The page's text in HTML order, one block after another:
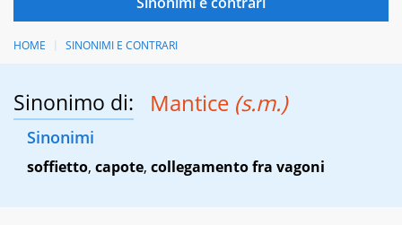
HOME SINONIMI E CONTRARI
Sinonimo di: Mantice (s.m.)
Sinonimi
soffietto, capote, collegamento fra vagoni